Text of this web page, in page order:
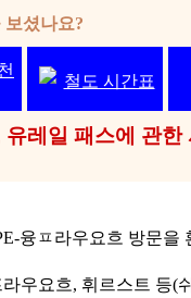
보셨나요?
철도 시간표
유레일 패스에 관
융ㅍ라우요흐 방문을
우요흐, 휘르스트 등(